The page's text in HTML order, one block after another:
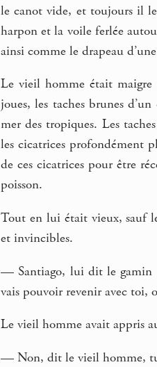
le canot vide, et toujours il
harpon et la voile ferlée
ainsi comme le drapeau
Le vieil homme était maigre
joues, les taches brunes
mer des tropiques. Les
les cicatrices profondément
de ces cicatrices pour être
poisson.
Tout en lui était vieux, sauf
et invincibles.
— Santiago, lui dit le gamin
vais pouvoir revenir avec toi,
Le vieil homme avait appris
— Non, dit le vieil homme, tu